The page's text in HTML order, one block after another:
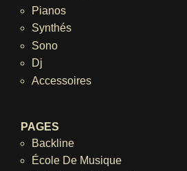
Pianos
Synthés
Sono
Dj
Accessoires
PAGES
Backline
École De Musique